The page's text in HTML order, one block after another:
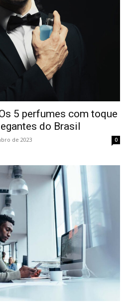
5 perfumes com toque
do Brasil
de 2023 0